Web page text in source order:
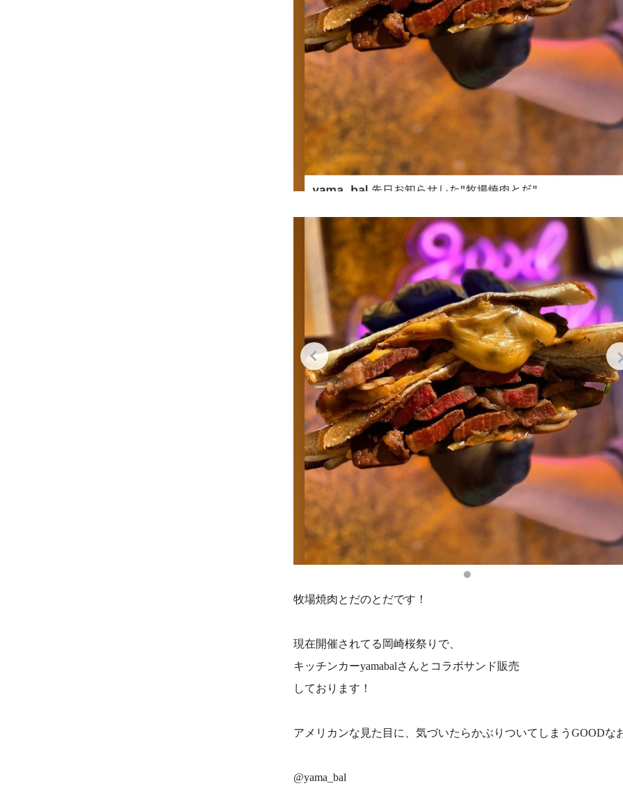
牧場焼肉とだのとだです！
現在開催されてる岡崎桜祭りで、
キッチンカーyamabalさんとコラボサンド販売
しております！
アメリカンな見た目に、気づいたらかぶりついてしまうGOODな
@yama_bal